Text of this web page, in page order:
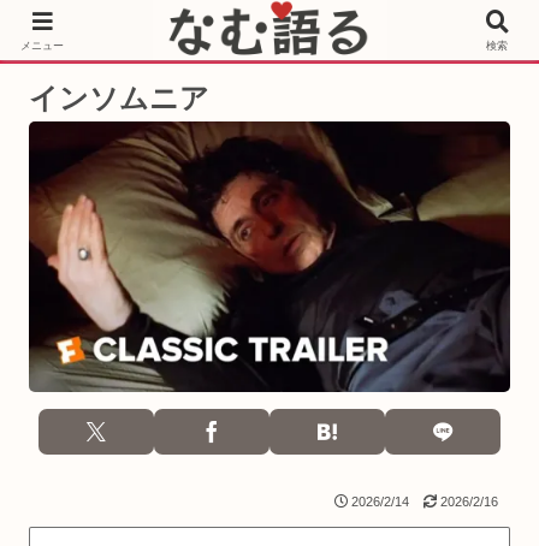
［PR］Prime Video もっと観るならサブスクリプション
インソムニア
2026/2/14 2026/2/16
メニュー 検索